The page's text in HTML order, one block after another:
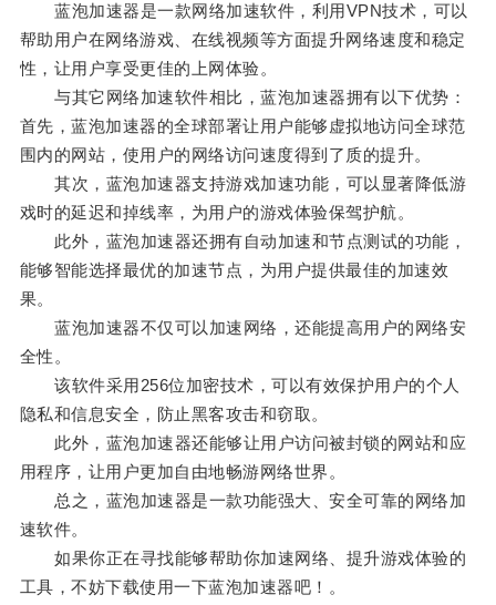
蓝泡加速器是一款网络加速软件，利用VPN技术，可以
帮助用户在网络游戏、在线视频等方面提升网络速度和稳定
性，让用户享受更佳的上网体验。
与其它网络加速软件相比，蓝泡加速器拥有以下优势：
首先，蓝泡加速器的全球部署让用户能够虚拟地访问全球范
围内的网站，使用户的网络访问速度得到了质的提升。
其次，蓝泡加速器支持游戏加速功能，可以显著降低游
戏时的延迟和掉线率，为用户的游戏体验保驾护航。
此外，蓝泡加速器还拥有自动加速和节点测试的功能，
能够智能选择最优的加速节点，为用户提供最佳的加速效
果。
蓝泡加速器不仅可以加速网络，还能提高用户的网络安
全性。
该软件采用256位加密技术，可以有效保护用户的个人
隐私和信息安全，防止黑客攻击和窃取。
此外，蓝泡加速器还能够让用户访问被封锁的网站和应
用程序，让用户更加自由地畅游网络世界。
总之，蓝泡加速器是一款功能强大、安全可靠的网络加
速软件。
如果你正在寻找能够帮助你加速网络、提升游戏体验的
工具，不妨下载使用一下蓝泡加速器吧！。